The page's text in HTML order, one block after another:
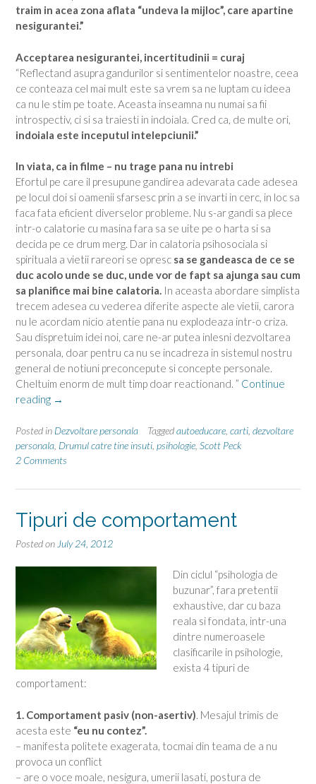
traim in acea zona aflata “undeva la mijloc”, care apartine
nesigurantei.”
Acceptarea nesigurantei, incertitudinii = curaj
“Reflectand asupra gandurilor si sentimentelor noastre, ceea
ce conteaza cel mai mult este sa vrem sa ne luptam cu ideea
ca nu le stim pe toate. Aceasta inseamna nu numai sa fii
introspectiv, ci si sa traiesti in indoiala. Cred ca, de multe ori,
indoiala este inceputul intelepciunii.”
In viata, ca in filme – nu trage pana nu intrebi
Efortul pe care il presupune gandirea adevarata cade adesea
pe locul doi si oamenii sfarsesc prin a se invarti in cerc, in loc sa
faca fata eficient diverselor probleme. Nu s-ar gandi sa plece
intr-o calatorie cu masina fara sa se uite pe o harta si sa
decida pe ce drum merg. Dar in calatoria psihosociala si
spirituala a vietii rareori se opresc sa se gandeasca de ce se
duc acolo unde se duc, unde vor de fapt sa ajunga sau cum
sa planifice mai bine calatoria. In aceasta abordare simplista
trecem adesea cu vederea diferite aspecte ale vietii, carora
nu le acordam nicio atentie pana nu explodeaza intr-o criza.
Sau dispretuim idei noi, care ne-ar putea inlesni dezvoltarea
personala, doar pentru ca nu se incadreza in sistemul nostru
general de notiuni preconcepute si concepte personale.
Cheltuim enorm de mult timp doar reactionand. ” Continue
reading “Drumul
tine
insuti
si
…
→
Posted in Dezvoltare personala Taggedautoeducare carti dezvoltare
personala Drumul catre tine insuti psihologie Scott Peck
2 Comments
Tipuri de comportament
Posted on July 24, 2012
Din ciclul “psihologia de
buzunar”, fara pretentii
exhaustive, dar cu baza
reala si fondata, intr-una
dintre numeroasele
clasificarile in psihologie,
exista 4 tipuri de
comportament:
1. Comportament pasiv (non-asertiv). Mesajul trimis de
acesta este “eu nu contez”.
– manifesta politete exagerata, tocmai din teama de a nu
provoca un conflict
– are o voce moale, nesigura, umerii lasati, postura de